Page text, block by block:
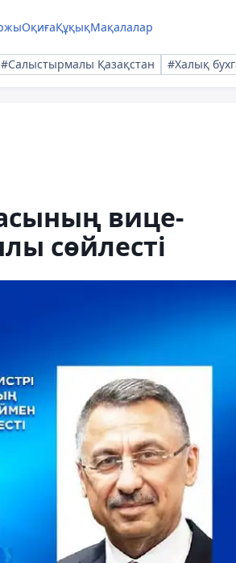
ОқиғаҚұқықМақалалар
#Салыстырмалы Қазақстан #Халық
вице-
сөйлесті